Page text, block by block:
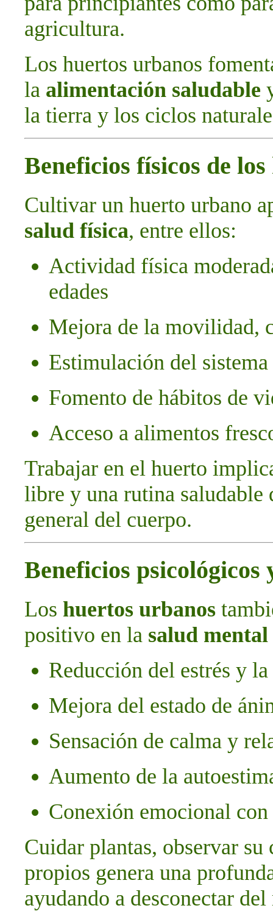
agricultura.
Los huertos urbanos
la alimentación saludable
la tierra y los ciclos
Beneficios físicos de
Cultivar un huerto urbano
salud física, entre ellos:
Actividad física
edades
Mejora de la movilidad,
Estimulación del
Fomento de hábitos de
Acceso a alimentos
Trabajar en el huerto
libre y una rutina saludable
general del cuerpo.
Beneficios psicológicos
Los huertos urbanos
positivo en la salud
Reducción del estrés y la
Mejora del estado de
Sensación de calma y
Aumento de la
Conexión emocional
Cuidar plantas, observar
propios genera una
ayudando a desconectar